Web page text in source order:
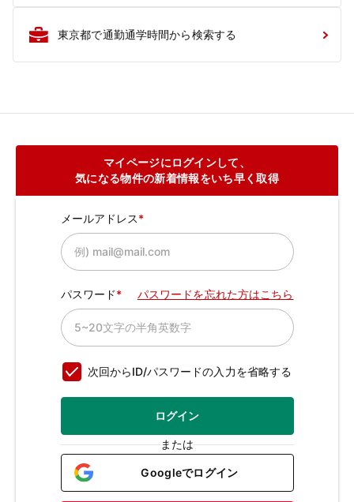
東京都で通勤通学時間から検索する
マイページにログインして、
気になる物件の新着情報をいち早く取得
メールアドレス
パスワード パスワードを忘れた方はこちら
次回からID/パスワードの入力を省略する
ログイン
または
Googleでログイン